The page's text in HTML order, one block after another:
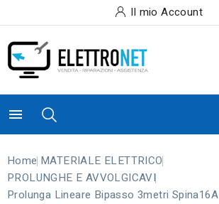
Il mio Account

Home MATERIALE ELETTRICO
PROLUNGHE E AVVOLGICAVI
Prolunga Lineare Bipasso 3metri Spina16A